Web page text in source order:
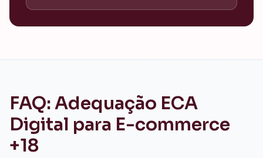
FAQ: Adequação ECA
Digital para E-commerce
+18